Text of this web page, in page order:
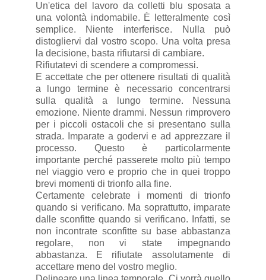
Un'etica del lavoro da colletti blu sposata a
una volontà indomabile. È letteralmente così
semplice. Niente interferisce. Nulla può
distogliervi dal vostro scopo. Una volta presa
la decisione, basta rifiutarsi di cambiare.
Rifiutatevi di scendere a compromessi.
E accettate che per ottenere risultati di qualità
a lungo termine è necessario concentrarsi
sulla qualità a lungo termine. Nessuna
emozione. Niente drammi. Nessun rimprovero
per i piccoli ostacoli che si presentano sulla
strada. Imparate a godervi e ad apprezzare il
processo. Questo è particolarmente
importante perché passerete molto più tempo
nel viaggio vero e proprio che in quei troppo
brevi momenti di trionfo alla fine.
Certamente celebrate i momenti di trionfo
quando si verificano. Ma soprattutto, imparate
dalle sconfitte quando si verificano. Infatti, se
non incontrate sconfitte su base abbastanza
regolare, non vi state impegnando
abbastanza. E rifiutate assolutamente di
accettare meno del vostro meglio.